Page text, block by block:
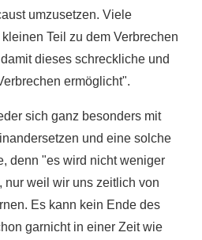
umzusetzen. Viele
Teil zu dem Verbrechen
dieses schreckliche und
ermöglicht".
sich ganz besonders mit
und eine solche
denn "es wird nicht weniger
nur weil wir uns zeitlich von
Es kann kein Ende des
garnicht in einer Zeit wie